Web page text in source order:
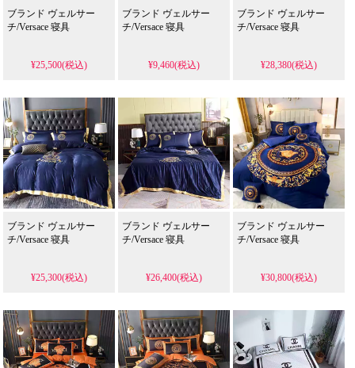
ブランド ヴェルサー
チ/Versace 寝具
¥25,500(税込)
ブランド ヴェルサー
チ/Versace 寝具
¥9,460(税込)
ブランド ヴェルサー
チ/Versace 寝具
¥28,380(税込)
ブランド ヴェルサー
チ/Versace 寝具
¥25,300(税込)
ブランド ヴェルサー
チ/Versace 寝具
¥26,400(税込)
ブランド ヴェルサー
チ/Versace 寝具
¥30,800(税込)